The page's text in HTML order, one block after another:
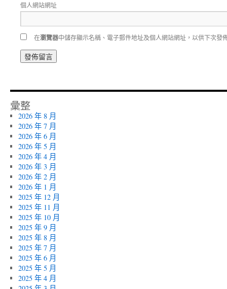
個人網站網址
在瀏覽器中儲存顯示名稱、電子郵件地址及個人網站網址，以供下次發
彙整
2026 年 8 月
2026 年 7 月
2026 年 6 月
2026 年 5 月
2026 年 4 月
2026 年 3 月
2026 年 2 月
2026 年 1 月
2025 年 12 月
2025 年 11 月
2025 年 10 月
2025 年 9 月
2025 年 8 月
2025 年 7 月
2025 年 6 月
2025 年 5 月
2025 年 4 月